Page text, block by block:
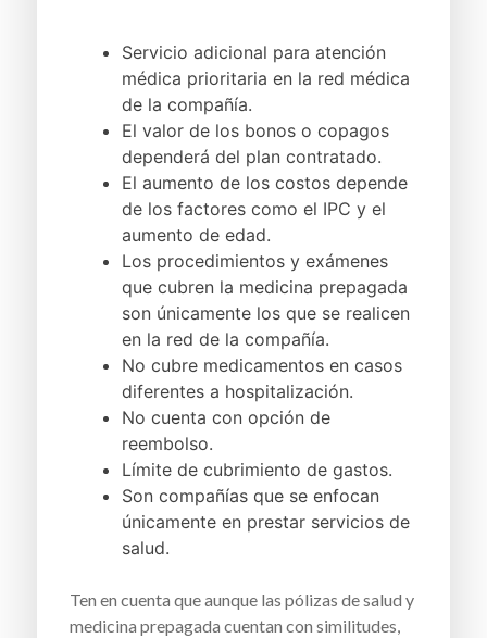
Servicio adicional para atención
médica prioritaria en la red médica
de la compañía.
El valor de los bonos o copagos
dependerá del plan contratado.
El aumento de los costos depende
de los factores como el IPC y el
aumento de edad.
Los procedimientos y exámenes
que cubren la medicina prepagada
son únicamente los que se realicen
en la red de la compañía.
No cubre medicamentos en casos
diferentes a hospitalización.
No cuenta con opción de
reembolso.
Límite de cubrimiento de gastos.
Son compañías que se enfocan
únicamente en prestar servicios de
salud.
Ten en cuenta que aunque las pólizas de salud y
medicina prepagada cuentan con similitudes,